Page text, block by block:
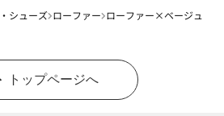
シューズ ローファー ローファー×ベージュ
トップページへ